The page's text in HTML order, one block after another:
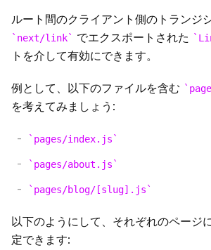
getServerSideProps
getStaticPaths
getStaticProps
Client side
画像最適化
静的ファイルの配信
高速更新
環境変数
浅いルーティング
API ミドルウェア
Going to Production
Deployment
Authentication
Building Forms
Advanced Features
Automatic Static Optimization
アップグレードガイド
Migrating to Next.js
Incrementally Adopting Next.js
ルート間のクライアント側のトランジ
next/link でエクスポートされた
トを介して有効にできます。
例として、以下のファイルを含む
を考えてみましょう:
pages/index.js
pages/about.js
pages/blog/[slug].js
以下のようにして、それぞれのページ
定できます: